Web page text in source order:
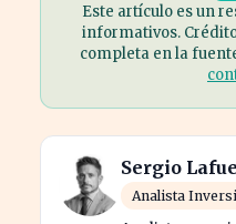
Este artículo es un
informativos.
completa en la
Sergio
Analista